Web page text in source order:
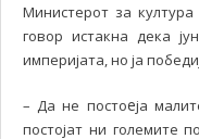
Министерот за култура
говор истакна дека
империјата, но ја
– Да не постоеја
постојат ни големите